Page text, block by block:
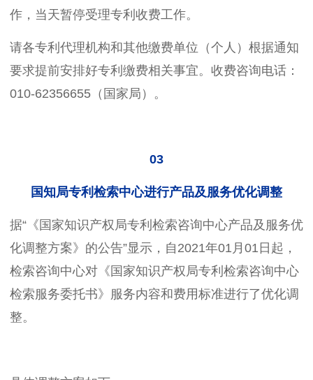
作，当天暂停受理专利收费工作。
请各专利代理机构和其他缴费单位（个人）根据通知
要求提前安排好专利缴费相关事宜。收费咨询电话：
010-62356655（国家局）。
03
国知局专利检索中心进行产品及服务优化调整
据“《国家知识产权局专利检索咨询中心产品及服务优
化调整方案》的公告”显示，自2021年01月01日起，
检索咨询中心对《国家知识产权局专利检索咨询中心
检索服务委托书》服务内容和费用标准进行了优化调
整。